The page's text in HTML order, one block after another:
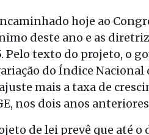
hoje ao
deste ano e as
Pelo texto do projeto, o
do Índice
mais a taxa de
nos dois anos
de lei prevê que até o